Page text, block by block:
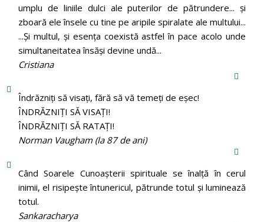
umplu de liniile dulci ale puterilor de pătrundere... și
zboară ele însele cu tine pe aripile spiralate ale multului...
...Și multul, și esența coexistă astfel în pace acolo unde
simultaneitatea însăși devine undă...
Cristiana
Îndrăzniţi să visaţi, fără să vă temeţi de eşec!
ÎNDRĂZNIȚI SĂ VISAȚI!
ÎNDRĂZNIȚI SĂ RATAȚI!
Norman Vaugham (la 87 de ani)
Când Soarele Cunoaşterii spirituale se înalţă în cerul
inimii, el risipeşte întunericul, pătrunde totul şi luminează
totul.
Sankaracharya